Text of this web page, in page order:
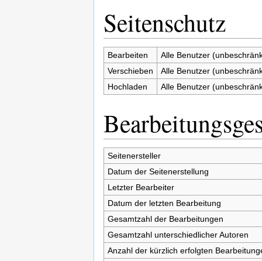
Seitenschutz
Bearbeiten
Alle Benutzer
Verschieben
Alle Benutzer
Hochladen
Alle Benutzer
Seitenersteller
Datum der Seitenerstellung
Letzter Bearbeiter
Datum der letzten Bearbeitung
Gesamtzahl der Bearbeitungen
Gesamtzahl unterschiedlicher Autoren
Anzahl der kürzlich erfolgten